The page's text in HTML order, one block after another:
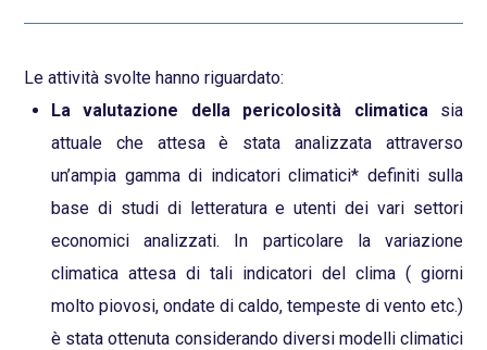
Le attività svolte hanno riguardato:
La valutazione della pericolosità climatica sia
attuale che attesa è stata analizzata attraverso
un’ampia gamma di indicatori climatici* definiti sulla
base di studi di letteratura e utenti dei vari settori
economici analizzati. In particolare la variazione
climatica attesa di tali indicatori del clima ( giorni
molto piovosi, ondate di caldo, tempeste di vento etc.)
è stata ottenuta considerando diversi modelli climatici